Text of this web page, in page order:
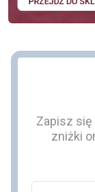
Zapisz
zniżki